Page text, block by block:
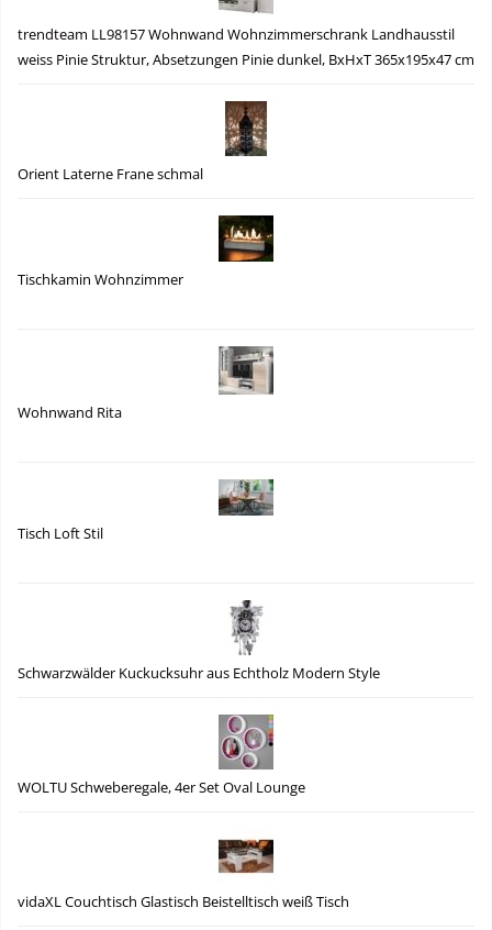
trendteam LL98157 Wohnwand Wohnzimmerschrank Landhausstil
weiss Pinie Struktur, Absetzungen Pinie dunkel, BxHxT 365x195x47 cm
Orient Laterne Frane schmal
Tischkamin Wohnzimmer
Wohnwand Rita
Tisch Loft Stil
Schwarzwälder Kuckucksuhr aus Echtholz Modern Style
WOLTU Schweberegale, 4er Set Oval Lounge
vidaXL Couchtisch Glastisch Beistelltisch weiß Tisch